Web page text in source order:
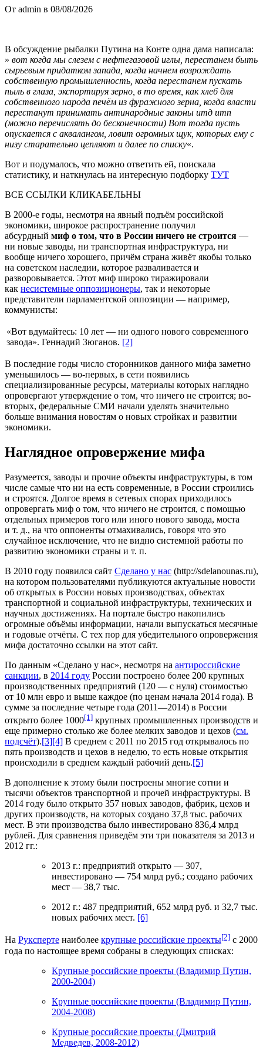
От admin в 08/08/2026
В обсуждение рыбалки Путина на Конте одна дама написала:
» вот когда мы слезем с нефтегазовой иглы, перестанем быть
сырьевым придатком запада, когда начнем возрождать
собственную промышленность, когда перестанем пускать
пыль в глаза, экспортируя зерно, в то время, как хлеб для
собственного народа печём из фуражного зерна, когда власти
перестанут принимать антинародные законы итд итп
(можно перечислять до бесконечности) Вот тогда пусть
опускается с аквалангом, ловит огромных щук, которых ему с
низу старательно цепляют и далее по списку«.
Вот и подумалось, что можно ответить ей, поискала
статистику, и наткнулась на интересную подборку ТУТ
ВСЕ ССЫЛКИ КЛИКАБЕЛЬНЫ
В 2000-е годы, несмотря на явный подъём российской
экономики, широкое распространение получил
абсурдный миф о том, что в России ничего не строится —
ни новые заводы, ни транспортная инфраструктура, ни
вообще ничего хорошего, причём страна живёт якобы только
на советском наследии, которое разваливается и
разворовывается. Этот миф широко тиражировали
как несистемные оппозиционеры, так и некоторые
представители парламентской оппозиции — например,
коммунисты:
«Вот вдумайтесь: 10 лет — ни одного нового современного
завода». Геннадий Зюганов. [2]
В последние годы число сторонников данного мифа заметно
уменьшилось — во-первых, в сети появились
специализированные ресурсы, материалы которых наглядно
опровергают утверждение о том, что ничего не строится; во-
вторых, федеральные СМИ начали уделять значительно
больше внимания новостям о новых стройках и развитии
экономики.
Наглядное опровержение мифа
Разумеется, заводы и прочие объекты инфраструктуры, в том
числе самые что ни на есть современные, в России строились
и строятся. Долгое время в сетевых спорах приходилось
опровергать миф о том, что ничего не строится, с помощью
отдельных примеров того или иного нового завода, моста
и т. д., на что оппоненты отмахивались, говоря что это
случайное исключение, что не видно системной работы по
развитию экономики страны и т. п.
В 2010 году появился сайт Сделано у нас (http://sdelanounas.ru),
на котором пользователями публикуются актуальные новости
об открытых в России новых производствах, объектах
транспортной и социальной инфраструктуры, технических и
научных достижениях. На портале быстро накопились
огромные объёмы информации, начали выпускаться месячные
и годовые отчёты. С тех пор для убедительного опровержения
мифа достаточно ссылки на этот сайт.
По данным «Сделано у нас», несмотря на антироссийские
санкции, в 2014 году России построено более 200 крупных
производственных предприятий (120 — с нуля) стоимостью
от 10 млн евро и выше каждое (по ценам начала 2014 года). В
сумме за последние четыре года (2011—2014) в России
открыто более 1000[1] крупных промышленных производств и
еще примерно столько же более мелких заводов и цехов (см.
подсчёт).[3][4] В среднем с 2011 по 2015 год открывалось по
пять производств и цехов в неделю, то есть новые открытия
происходили в среднем каждый рабочий день.[5]
В дополнение к этому были построены многие сотни и
тысячи объектов транспортной и прочей инфраструктуры. В
2014 году было открыто 357 новых заводов, фабрик, цехов и
других производств, на которых создано 37,8 тыс. рабочих
мест. В эти производства было инвестировано 836,4 млрд
рублей. Для сравнения приведём эти три показателя за 2013 и
2012 гг.:
2013 г.: предприятий открыто — 307,
инвестировано — 754 млрд руб.; создано рабочих
мест — 38,7 тыс.
2012 г.: 487 предприятий, 652 млрд руб. и 32,7 тыс.
новых рабочих мест. [6]
На Руксперте наиболее крупные российские проекты[2] с 2000
года по настоящее время собраны в следующих списках:
Крупные российские проекты (Владимир Путин,
2000-2004)
Крупные российские проекты (Владимир Путин,
2004-2008)
Крупные российские проекты (Дмитрий
Медведев, 2008-2012)